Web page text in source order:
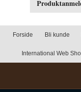
Forside Bli kunde
International Web